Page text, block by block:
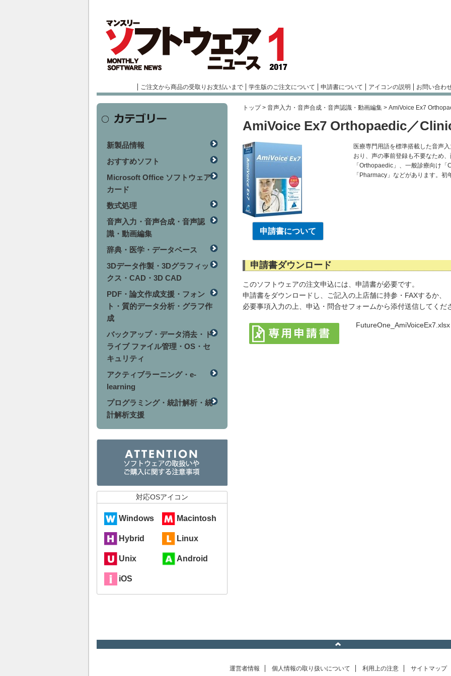
ご注文から商品の受取りお支払いまで 学生版のご注文について 申請書について アイコンの説明 お問い合わ
トップ> 音声入力・音声合成・音声認識・動画編集 > AmiVoice Ex7
AmiVoice Ex7 Orthopaedic／
申請書について
医療専門用語を標準搭載した音声
おり、声の事前登録も不要なため
「Orthopaedic」、一般診療向け
「Pharmacy」などがあります。
申請書ダウンロード
このソフトウェアの注文申込には、申請書が必要です。
申請書をダウンロードし、ご記入の上店舗に持参・FAXするか、
必要事項入力の上、申込・問合せフォームから添付送信してくだ
FutureOne_AmiVoiceEx7.xlsx
新製品情報
おすすめソフト
Microsoft Office ソフトウェア
カード
数式処理
音声入力・音声合成・音声認
識・動画編集
辞典・医学・データベース
3Dデータ作製・3Dグラフィッ
クス・CAD・3D CAD
PDF・論文作成支援・フォン
ト・質的データ分析・グラフ作
成
バックアップ・データ消去・ド
ライブ ファイル管理・OS・セ
キュリティ
アクティブラーニング・e-
learning
プログラミング・統計解析・統
計解析支援
対応OSアイコン
Windows Macintosh
Hybrid Linux
Unix Android
iOS
運営者情報 個人情報の取り扱いについて 利用上の注意 サイトマップ